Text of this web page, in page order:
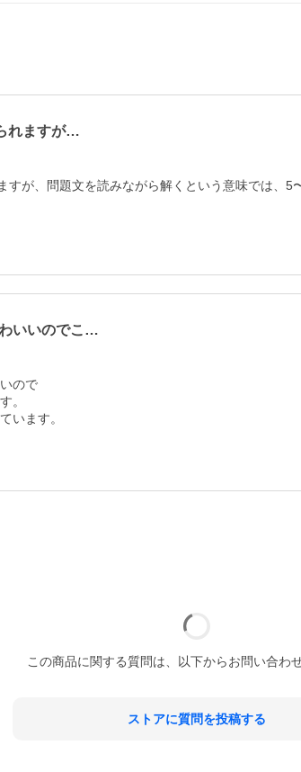
れますが…
すが、問題文を読みながら解くという意味では、
いいのでこ…
ので
。
います。
この商品に関する質問は、以下からお問い合わ
ストアに質問を投稿する